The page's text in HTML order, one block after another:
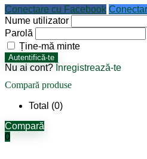
Conectare cu Facebook
Nume utilizator
Parolă
Ține-mă minte
Autentifică-te
Nu ai cont? Înregistrează-te
Compară produse
Total (0)
Compară
0